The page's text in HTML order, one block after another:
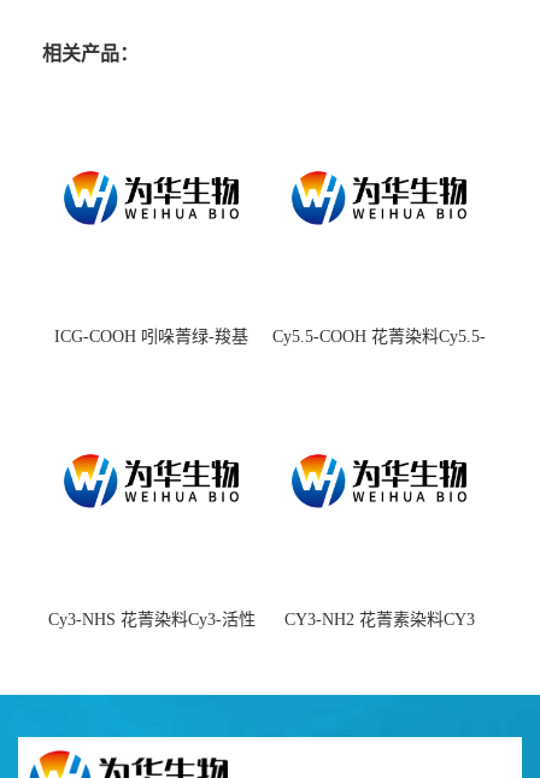
相关产品：
ICG-COOH 吲哚菁绿-羧基
Cy5.5-COOH 花菁染料Cy5.5-
Cy3-NHS 花菁染料Cy3-活性
CY3-NH2 花菁素染料CY3